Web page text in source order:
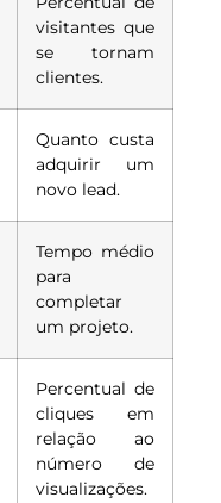
visitantes que
se tornam
clientes.
Quanto custa
adquirir um
novo lead.
Tempo médio
para
completar
um projeto.
Percentual de
cliques em
relação ao
número de
visualizações.